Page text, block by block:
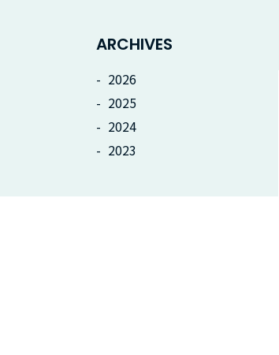
ARCHIVES
2026
2025
2024
2023